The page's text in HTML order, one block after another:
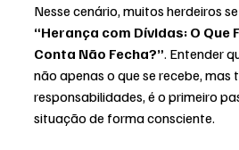
Nesse cenário, muitos herdeiros
“Herança com Dívidas: O Que
Conta Não Fecha?”. Entender
não apenas o que se recebe, mas
responsabilidades, é o primeiro
situação de forma consciente.